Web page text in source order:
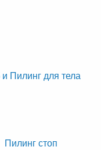
Пилинг для тела
Пилинг стоп